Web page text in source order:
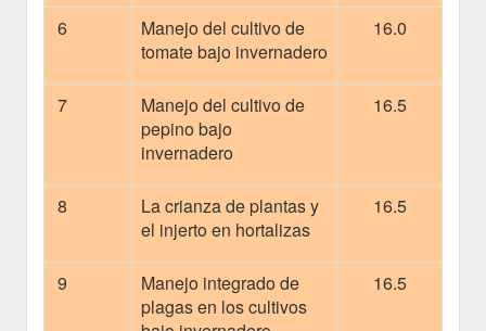
6
Manejo del cultivo de
tomate bajo invernadero
16.0
7
Manejo del cultivo de
pepino bajo
invernadero
16.5
8
La crianza de plantas y
el injerto en hortalizas
16.5
9
Manejo integrado de
plagas en los cultivos
16.5